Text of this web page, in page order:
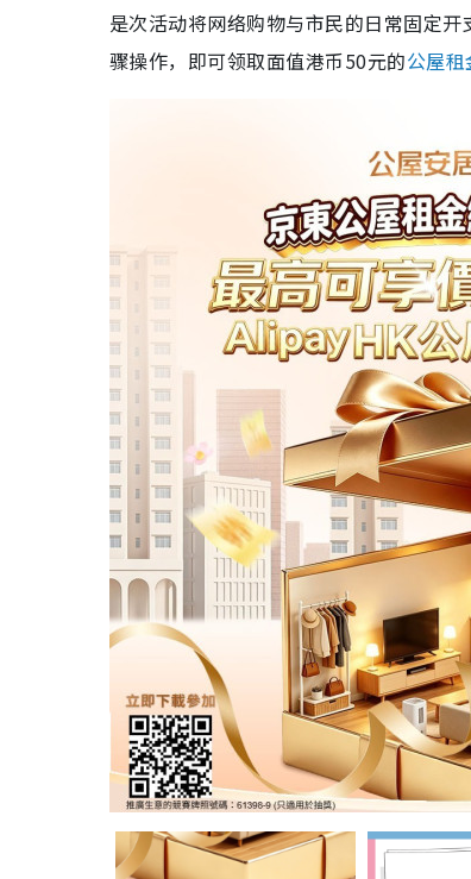
是次活动将网络购物与市民的日常固定
骤操作，即可领取面值港币50元的公屋